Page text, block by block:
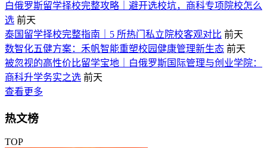
白俄罗斯留学择校完整攻略｜避开选校坑，商科专项院校怎么
选 前天
泰国留学择校完整指南｜5 所热门私立院校客观对比 前天
数智化五健方案：禾帆智能重塑校园健康管理新生态 前天
被忽视的高性价比留学宝地｜白俄罗斯国际管理与创业学院：
商科升学务实之选 前天
查看更多
热文榜
TOP